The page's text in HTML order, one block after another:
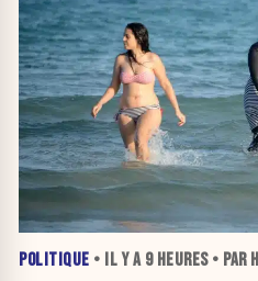
POLITIQUE • IL Y A 9 HEURES• PAR